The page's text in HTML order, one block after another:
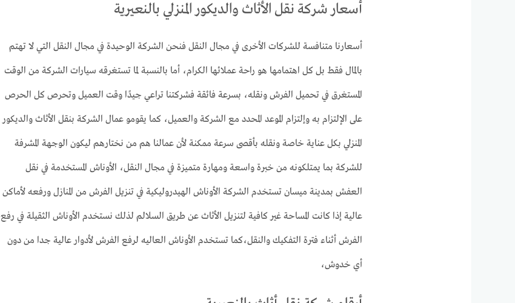
أسعار شركة نقل الأثاث والديكور المنزلي بالنعيرية
أسعارنا متنافسة للشركات الأخرى في مجال النقل فنحن الشركة الوحيدة في مجال النقل التي لا تهتم
بالمال فقط بل كل اهتمامها هو راحة عملائها الكرام، أما بالنسبة لما تستغرقه سيارات الشركة من الوقت
المستغرق في تحميل الفرش ونقله، بسرعة فائقة فشركتنا تراعي جيدًا وقت العميل وتحرص كل الحرص
على الإلتزام به وإلتزام الموعد المحدد مع الشركة والعميل، كما يقومو عمال الشركة بنقل الأثاث والديكور
المنزلي بكل عناية خاصة ونقله بأقصى سرعة ممكنة لأن عمالنا هم من نختارهم ليكون الوجهة المشرفة
للشركة بما يمتلكونه من خبرة واسعة ومهارة متميزة في مجال النقل، الأوناش المستخدمة في نقل
العفش بمدينة ميسان تستخدم الشركة الأوناش الهيدروليكية في تنزيل الفرش من المنازل ورفعه لأماكن
عالية إذا كانت المساحة غير كافية لتنزيل الأثاث عن طريق السلالم لذلك نستخدم الأوناش الثقيلة في رفع
الفرش أثناء فترة التفكيك والنقل،كما تستخدم الأوناش العاليه لرفع الفرش لأدوار عالية جدا من دون
أي خدوش،